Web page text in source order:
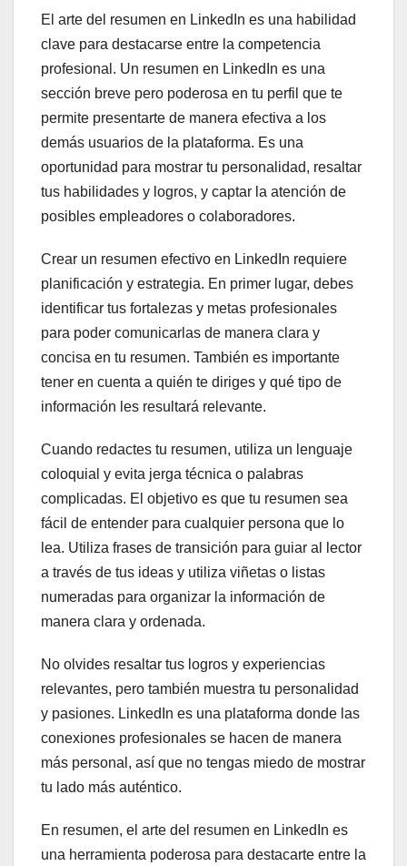
El arte del resumen en LinkedIn es una habilidad
clave para destacarse entre la competencia
profesional. Un resumen en LinkedIn es una
sección breve pero poderosa en tu perfil que te
permite presentarte de manera efectiva a los
demás usuarios de la plataforma. Es una
oportunidad para mostrar tu personalidad, resaltar
tus habilidades y logros, y captar la atención de
posibles empleadores o colaboradores.
Crear un resumen efectivo en LinkedIn requiere
planificación y estrategia. En primer lugar, debes
identificar tus fortalezas y metas profesionales
para poder comunicarlas de manera clara y
concisa en tu resumen. También es importante
tener en cuenta a quién te diriges y qué tipo de
información les resultará relevante.
Cuando redactes tu resumen, utiliza un lenguaje
coloquial y evita jerga técnica o palabras
complicadas. El objetivo es que tu resumen sea
fácil de entender para cualquier persona que lo
lea. Utiliza frases de transición para guiar al lector
a través de tus ideas y utiliza viñetas o listas
numeradas para organizar la información de
manera clara y ordenada.
No olvides resaltar tus logros y experiencias
relevantes, pero también muestra tu personalidad
y pasiones. LinkedIn es una plataforma donde las
conexiones profesionales se hacen de manera
más personal, así que no tengas miedo de mostrar
tu lado más auténtico.
En resumen, el arte del resumen en LinkedIn es
una herramienta poderosa para destacarte entre la